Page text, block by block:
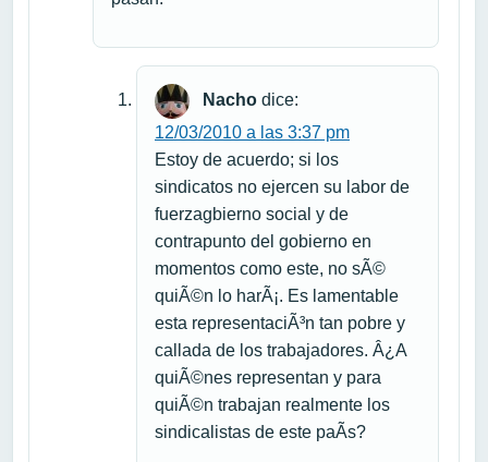
Nacho dice:
12/03/2010 a las 3:37 pm
Estoy de acuerdo; si los
sindicatos no ejercen su labor de
fuerzagbierno social y de
contrapunto del gobierno en
momentos como este, no sÃ©
quiÃ©n lo harÃ¡. Es lamentable
esta representaciÃ³n tan pobre y
callada de los trabajadores. Â¿A
quiÃ©nes representan y para
quiÃ©n trabajan realmente los
sindicalistas de este paÃ­s?